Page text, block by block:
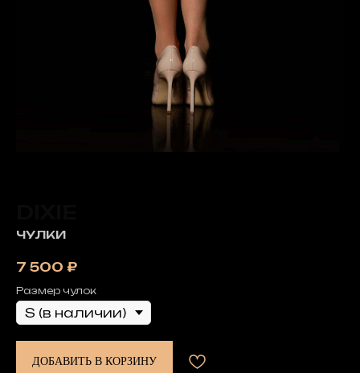
ЧУЛКИ
7 500 ₽
Размер чулок
ДОБАВИТЬ В КОРЗИНУ